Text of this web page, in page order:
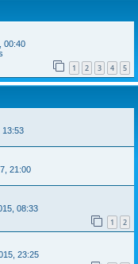
00:40
1 2 3 4 5
13:53
21:00
08:33
1 2
23:25